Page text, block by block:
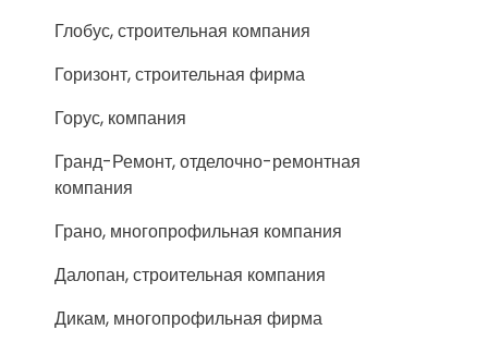
Глобус, строительная компания
Горизонт, строительная фирма
Горус, компания
Гранд-Ремонт, отделочно-ремонтная
компания
Грано, многопрофильная компания
Далопан, строительная компания
Дикам, многопрофильная фирма